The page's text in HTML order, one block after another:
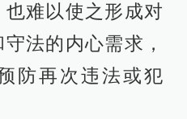
难以使之形成对
法的内心需求，
防再次违法或犯